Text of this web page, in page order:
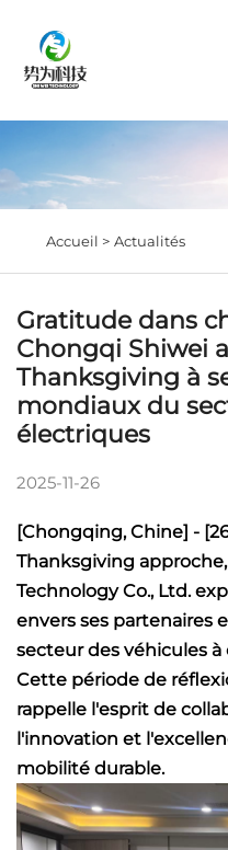
Accueil > Actualités
Gratitude dans
Chongqi Shiwei
Thanksgiving à
mondiaux du
électriques
2025-11-26
[Chongqing, Chine] -
Thanksgiving
Technology Co., Ltd.
envers ses partenaires
secteur des véhicules à
Cette période de
rappelle l'esprit de
l'innovation et
mobilité durable.